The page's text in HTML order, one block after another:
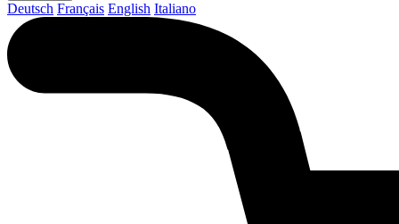
Deutsch Français English Italiano